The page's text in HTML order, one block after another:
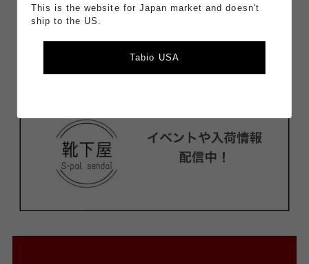
This is the website for Japan market and doesn't
ship to the US.
Tabio USA